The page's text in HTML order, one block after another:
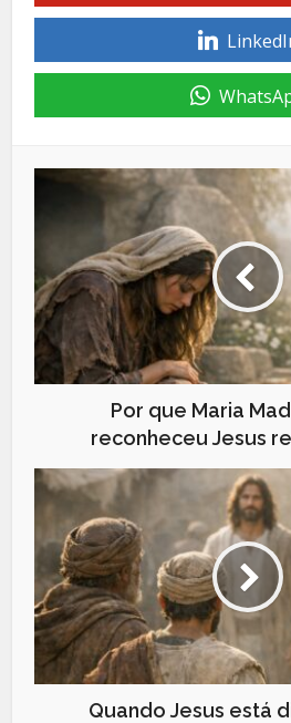
Por que Maria
reconheceu Jesus
Quando Jesus está